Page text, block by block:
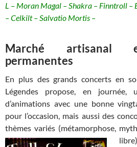
L – Moran Magal – Shakra – Finntroll –
– Celkilt – Salvatio Mortis –
Marché artisanal
permanentes
En plus des grands concerts en
Légendes propose, en journée,
d’animations avec une bonne
pour l’occasion, mais aussi des
thèmes variés (métamorphose,